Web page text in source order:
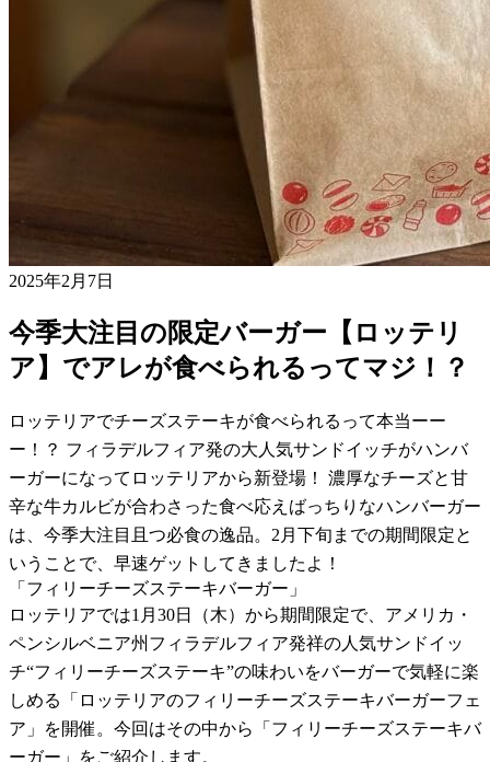
2025年2月7日
今季大注目の限定バーガー【ロッテリ
ア】でアレが食べられるってマジ！？
ロッテリアでチーズステーキが食べられるって本当ーー
ー！？ フィラデルフィア発の大人気サンドイッチがハンバ
ーガーになってロッテリアから新登場！ 濃厚なチーズと甘
辛な牛カルビが合わさった食べ応えばっちりなハンバーガー
は、今季大注目且つ必食の逸品。2月下旬までの期間限定と
いうことで、早速ゲットしてきましたよ！
「フィリーチーズステーキバーガー」
ロッテリアでは1月30日（木）から期間限定で、アメリカ・
ペンシルベニア州フィラデルフィア発祥の人気サンドイッ
チ“フィリーチーズステーキ”の味わいをバーガーで気軽に楽
しめる「ロッテリアのフィリーチーズステーキバーガーフェ
ア」を開催。今回はその中から「フィリーチーズステーキバ
ーガー」をご紹介します。